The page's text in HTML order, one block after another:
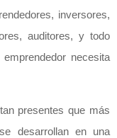
inversores,
auditores, y todo
necesita
presentes que más
desarrollan en una